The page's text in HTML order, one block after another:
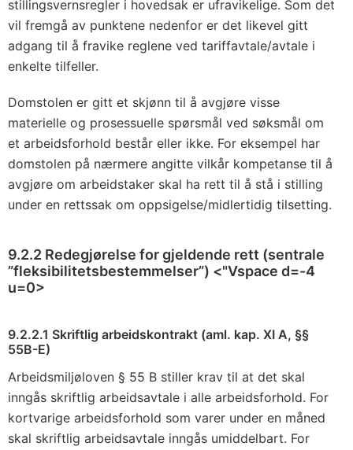
stillingsvernsregler i hovedsak er ufravikelige. Som det
vil fremgå av punktene nedenfor er det likevel gitt
adgang til å fravike reglene ved tariffavtale/avtale i
enkelte tilfeller.
Domstolen er gitt et skjønn til å avgjøre visse
materielle og prosessuelle spørsmål ved søksmål om
et arbeidsforhold består eller ikke. For eksempel har
domstolen på nærmere angitte vilkår kompetanse til å
avgjøre om arbeidstaker skal ha rett til å stå i stilling
under en rettssak om oppsigelse/midlertidig tilsetting.
9.2.2 Redegjørelse for gjeldende rett (sentrale
”fleksibilitetsbestemmelser”) <"Vspace d=-4
u=0>
9.2.2.1 Skriftlig arbeidskontrakt (aml. kap. XI A, §§
55B-E)
Arbeidsmiljøloven § 55 B stiller krav til at det skal
inngås skriftlig arbeidsavtale i alle arbeidsforhold. For
kortvarige arbeidsforhold som varer under en måned
skal skriftlig arbeidsavtale inngås umiddelbart. For